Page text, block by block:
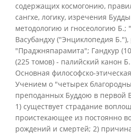
содержащих космогонию,
сангхе, логику, изречения
методологию и гносеологию Б.;
Васубандху ("Энциклопедия
"Праджняпарамита"; Гандкур
(225 томов) - палийский канон
Основная философско-
Учением о "четырех
преподанных Буддою в первой
1) существует страдание
проистекающее из постоянно
рождений и смертей; 2)